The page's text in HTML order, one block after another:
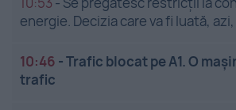
energie. Decizia care va fi luată,
10:46 -Trafic blocat pe A1. O
trafic